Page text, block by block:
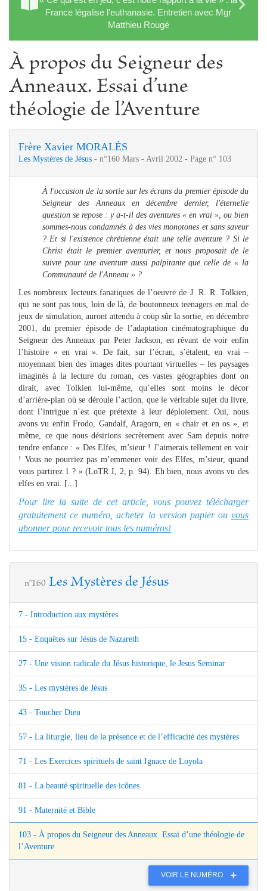
France légalise l'euthanasie. Entretien avec Mgr
Matthieu Rougé
À propos du Seigneur des
Anneaux. Essai d’une
théologie de l’Aventure
Frère Xavier MORALÈS
Les Mystères de Jésus - n°160 Mars - Avril 2002 - Page n° 103
À l'occasion de la sortie sur les écrans du premier épisode du
Seigneur des Anneaux en décembre dernier, l'éternelle
question se repose : y a-t-il des aventures « en vrai », ou bien
sommes-nous condamnés à des vies monotones et sans saveur
? Et si l'existence chrétienne était une telle aventure ? Si le
Christ était le premier aventurier, et nous proposait de le
suivre pour une aventure aussi palpitante que celle de « la
Communauté de l'Anneau » ?
Les nombreux lecteurs fanatiques de l’oeuvre de J. R. R. Tolkien,
qui ne sont pas tous, loin de là, de boutonneux teenagers en mal de
jeux de simulation, auront attendu à coup sûr la sortie, en décembre
2001, du premier épisode de l’adaptation cinématographique du
Seigneur des Anneaux par Peter Jackson, en rêvant de voir enfin
l’histoire « en vrai ». De fait, sur l’écran, s’étalent, en vrai –
moyennant bien des images dites pourtant virtuelles – les paysages
imaginés à la lecture du roman, ces vastes géographies dont on
dirait, avec Tolkien lui-même, qu’elles sont moins le décor
d’arrière-plan où se déroule l’action, que le véritable sujet du livre,
dont l’intrigue n’est que prétexte à leur déploiement. Oui, nous
avons vu enfin Frodo, Gandalf, Aragorn, en « chair et en os », et
même, ce que nous désirions secrètement avec Sam depuis notre
tendre enfance : « Des Elfes, m’sieur ! J’aimerais tellement en voir
! Vous ne pourriez pas m’emmener voir des Elfes, m’sieur, quand
vous partirez 1 ? » (LoTR I, 2, p. 94). Eh bien, nous avons vu des
elfes en vrai. [...]
Pour lire la suite de cet article, vous pouvez télécharger
gratuitement ce numéro, acheter la version papier ou vous
abonner pour recevoir tous les numéros!
n°160 Les Mystères de Jésus
7 - Introduction aux mystères
15 - Enquêtes sur Jésus de Nazareth
27 - Une vision radicale du Jésus historique, le Jesus Seminar
35 - Les mystères de Jésus
43 - Toucher Dieu
57 - La liturgie, lieu de la présence et de l’efficacité des mystères
71 - Les Exercices spirituels de saint Ignace de Loyola
81 - La beauté spirituelle des icônes
91 - Maternité et Bible
103 - À propos du Seigneur des Anneaux. Essai d’une théologie de
l’Aventure
VOIR LE NUMÉRO